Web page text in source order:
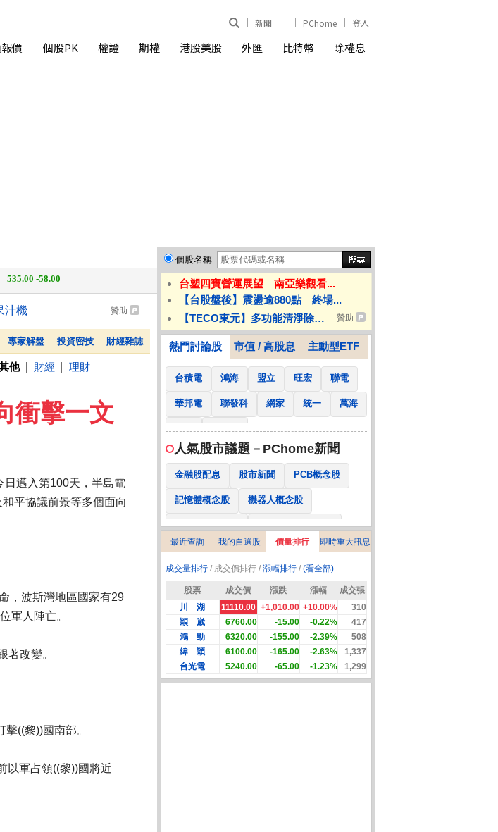
新聞 PChome 登入
價 個股PK 權證 期權 港股美股 外匯 比特幣 除權息
騰28.15 +2.55
535.00 -58.00
汁機 贊助
TISA稅負優惠有譜 彭金隆：盼很快宣布好消息 NINJA_隨行果汁機
贊助
專家解盤 投資密技 財經雜誌
他 財經 理財
衝擊一文
日邁入第100天，半島電
平協議前景等多個面向
，波斯灣地區國家有29
軍人陣亡。
著改變。
((黎))國南部。
以軍占領((黎))國將近
個股名稱
台塑四寶營運展望 南亞樂觀看...
【台股盤後】震盪逾880點 終場...
【TECO東元】多功能清淨除濕
冷氣
贊助
熱門討論股 市值 / 高股息 主動型ETF
台積電 鴻海 盟立 旺宏 聯電
華邦電 聯發科 網家 統一 萬海
南亞 國泰金
人氣股市議題－PChome新聞
金融股配息 股市新聞 PCB概念股
記憶體概念股 機器人概念股
低軌衛星概念股 CPO、BBU概念股
2025金融股配息 AI眼鏡概念股
降息概念股 儲能概念股 甲骨文概念股
股東會紀念品
最近查詢 我的自選股 價量排行 即時重大訊息
成交量排行/ 成交價排行 /漲幅排行/(看全部)
股票 成交價 漲跌 漲幅
成交張
川 湖
11110.00 +1,010.00 +10.00%
310
穎 崴
6760.00 -15.00 -0.22%
417
鴻 勁
6320.00 -155.00 -2.39%
508
緯 穎
6100.00 -165.00 -2.63%
1,337
台光電
5240.00 -65.00 -1.23% 1,299